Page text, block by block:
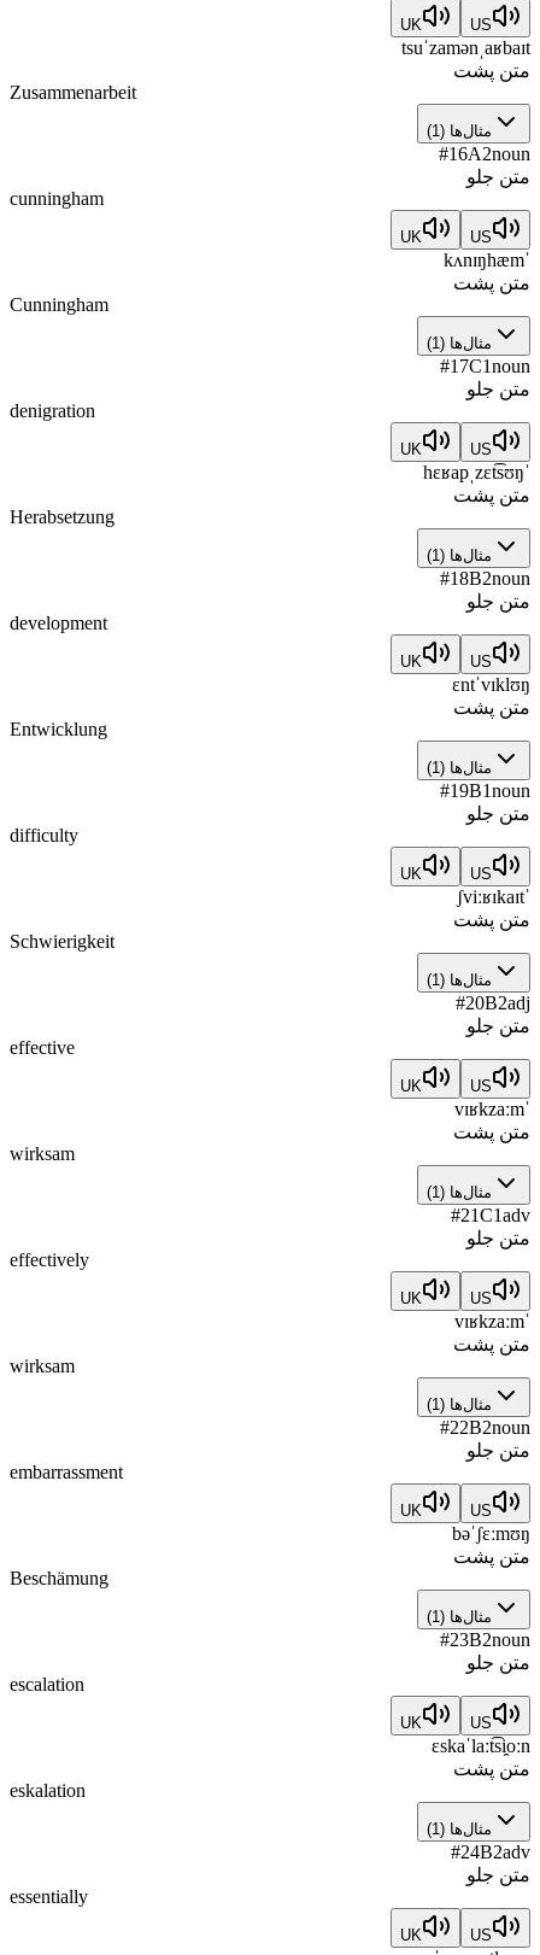
US
UK
tsuˈzamənˌaʁbaɪt
متن پشت
Zusammenarbeit
مثال‌ها (
1
)
#16A2noun
متن جلو
cunningham
US
UK
ˈkʌnɪŋhæm
متن پشت
Cunningham
مثال‌ها (
1
)
#17C1noun
متن جلو
denigration
US
UK
ˈhɛʁapˌzɛt͡sʊŋ
متن پشت
Herabsetzung
مثال‌ها (
1
)
#18B2noun
متن جلو
development
US
UK
ɛntˈvɪklʊŋ
متن پشت
Entwicklung
مثال‌ها (
1
)
#19B1noun
متن جلو
difficulty
US
UK
ˈʃviːʁɪkaɪt
متن پشت
Schwierigkeit
مثال‌ها (
1
)
#20B2adj
متن جلو
effective
US
UK
ˈvɪʁkzaːm
متن پشت
wirksam
مثال‌ها (
1
)
#21C1adv
متن جلو
effectively
US
UK
ˈvɪʁkzaːm
متن پشت
wirksam
مثال‌ها (
1
)
#22B2noun
متن جلو
embarrassment
US
UK
bəˈʃɛːmʊŋ
متن پشت
Beschämung
مثال‌ها (
1
)
#23B2noun
متن جلو
escalation
US
UK
ɛskaˈlaːt͡si̯oːn
متن پشت
eskalation
مثال‌ها (
1
)
#24B2adv
متن جلو
essentially
US
UK